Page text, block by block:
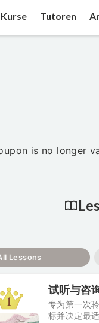
Kurse Tutoren
is no longer
Lessons
试听与咨
专为第一次
标并决定最